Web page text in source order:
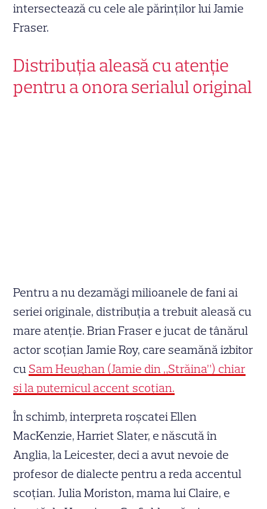
intersectează cu cele ale părinților lui Jamie
Fraser.
Distribuția aleasă cu atenție
pentru a onora serialul original
Pentru a nu dezamăgi milioanele de fani ai
seriei originale, distribuția a trebuit aleasă cu
mare atenție. Brian Fraser e jucat de tânărul
actor scoțian Jamie Roy, care seamănă izbitor
cu Sam Heughan (Jamie din „Străina”) chiar
și la puternicul accent scoțian.
În schimb, interpreta roșcatei Ellen
MacKenzie, Harriet Slater, e născută în
Anglia, la Leicester, deci a avut nevoie de
profesor de dialecte pentru a reda accentul
scoțian. Julia Moriston, mama lui Claire, e